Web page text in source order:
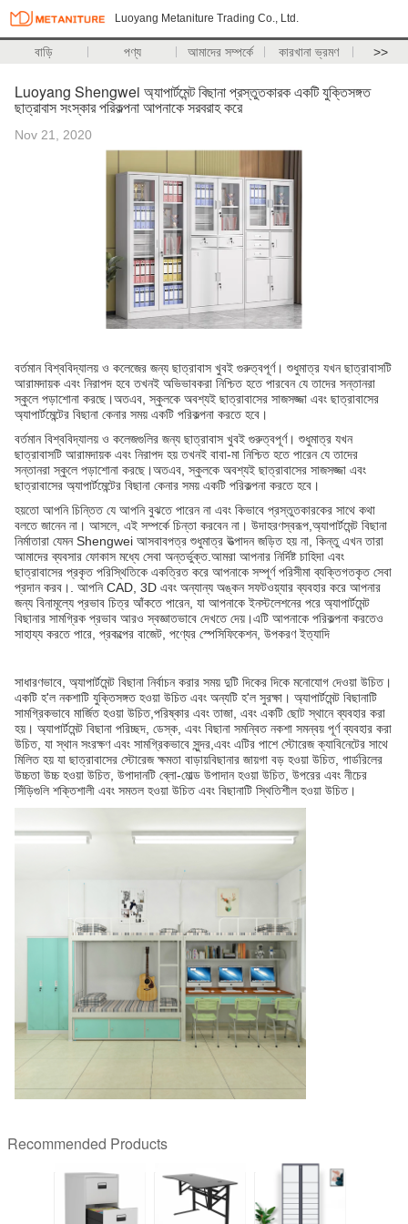
Luoyang Metaniture Trading Co., Ltd.
বাড়ি পণ্য আমাদের সম্পর্কে কারখানা ভ্রমণ >>
Luoyang Shengwei অ্যাপার্টমেন্ট বিছানা প্রস্তুতকারক একটি যুক্তিসঙ্গত
ছাত্রাবাস সংস্কার পরিকল্পনা আপনাকে সরবরাহ করে
Nov 21, 2020
বর্তমান বিশ্ববিদ্যালয় ও কলেজের জন্য ছাত্রাবাস খুবই গুরুত্বপূর্ণ। শুধুমাত্র যখন ছাত্রাবাসটি
আরামদায়ক এবং নিরাপদ হবে তখনই অভিভাবকরা নিশ্চিত হতে পারবেন যে তাদের সন্তানরা
স্কুলে পড়াশোনা করছে।অতএব, স্কুলকে অবশ্যই ছাত্রাবাসের সাজসজ্জা এবং ছাত্রাবাসের
অ্যাপার্টমেন্টের বিছানা কেনার সময় একটি পরিকল্পনা করতে হবে।
বর্তমান বিশ্ববিদ্যালয় ও কলেজগুলির জন্য ছাত্রাবাস খুবই গুরুত্বপূর্ণ। শুধুমাত্র যখন
ছাত্রাবাসটি আরামদায়ক এবং নিরাপদ হয় তখনই বাবা-মা নিশ্চিত হতে পারেন যে তাদের
সন্তানরা স্কুলে পড়াশোনা করছে।অতএব, স্কুলকে অবশ্যই ছাত্রাবাসের সাজসজ্জা এবং
ছাত্রাবাসের অ্যাপার্টমেন্টের বিছানা কেনার সময় একটি পরিকল্পনা করতে হবে।
হয়তো আপনি চিন্তিত যে আপনি বুঝতে পারেন না এবং কিভাবে প্রস্তুতকারকের সাথে কথা
বলতে জানেন না। আসলে, এই সম্পর্কে চিন্তা করবেন না। উদাহরণস্বরূপ,অ্যাপার্টমেন্ট বিছানা
নির্মাতারা যেমন Shengwei আসবাবপত্র শুধুমাত্র উত্পাদন জড়িত হয় না, কিন্তু এখন তারা
আমাদের ব্যবসার ফোকাস মধ্যে সেবা অন্তর্ভুক্ত.আমরা আপনার নির্দিষ্ট চাহিদা এবং
ছাত্রাবাসের প্রকৃত পরিস্থিতিকে একত্রিত করে আপনাকে সম্পূর্ণ পরিসীমা ব্যক্তিগতকৃত সেবা
প্রদান করব।. আপনি CAD, 3D এবং অন্যান্য অঙ্কন সফটওয়্যার ব্যবহার করে আপনার
জন্য বিনামূল্যে প্রভাব চিত্র আঁকতে পারেন, যা আপনাকে ইনস্টলেশনের পরে অ্যাপার্টমেন্ট
বিছানার সামগ্রিক প্রভাব আরও স্বজ্ঞাতভাবে দেখতে দেয়।এটি আপনাকে পরিকল্পনা করতেও
সাহায্য করতে পারে, প্রকল্পের বাজেট, পণ্যের স্পেসিফিকেশন, উপকরণ ইত্যাদি
সাধারণভাবে, অ্যাপার্টমেন্ট বিছানা নির্বাচন করার সময় দুটি দিকের দিকে মনোযোগ দেওয়া উচিত।
একটি হ'ল নকশাটি যুক্তিসঙ্গত হওয়া উচিত এবং অন্যটি হ'ল সুরক্ষা। অ্যাপার্টমেন্ট বিছানাটি
সামগ্রিকভাবে মার্জিত হওয়া উচিত,পরিষ্কার এবং তাজা, এবং একটি ছোট স্থানে ব্যবহার করা
হয়। অ্যাপার্টমেন্ট বিছানা পরিচ্ছদ, ডেস্ক, এবং বিছানা সমন্বিত নকশা সমন্বয় পূর্ণ ব্যবহার করা
উচিত, যা স্থান সংরক্ষণ এবং সামগ্রিকভাবে সুন্দর,এবং এটির পাশে স্টোরেজ ক্যাবিনেটের সাথে
মিলিত হয় যা ছাত্রাবাসের স্টোরেজ ক্ষমতা বাড়ায়বিছানার জায়গা বড় হওয়া উচিত, গার্ডরিলের
উচ্চতা উচ্চ হওয়া উচিত, উপাদানটি ব্লো-মোল্ড উপাদান হওয়া উচিত, উপরের এবং নীচের
সিঁড়িগুলি শক্তিশালী এবং সমতল হওয়া উচিত এবং বিছানাটি স্থিতিশীল হওয়া উচিত।
Recommended Products